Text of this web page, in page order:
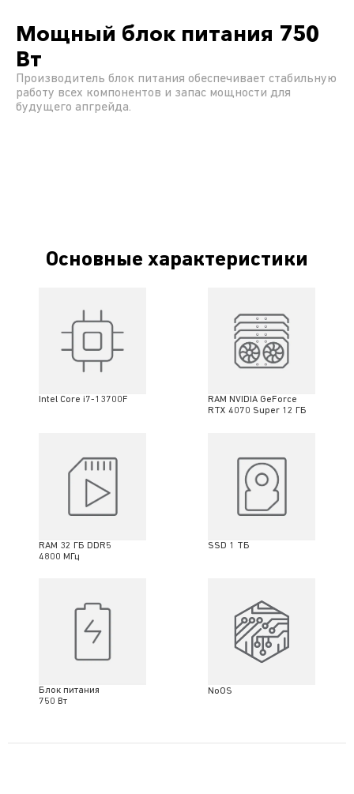
Мощный блок питания 750
Вт
Производитель блок питания обеспечивает стабильную
работу всех компонентов и запас мощности для
будущего апгрейда.
Основные характеристики
Intel Core i7-13700F
RAM NVIDIA GeForce
RTX 4070 Super 12 ГБ
RAM 32 ГБ DDR5
4800 МГц
SSD 1 ТБ
Блок питания
750 Вт
NoOS